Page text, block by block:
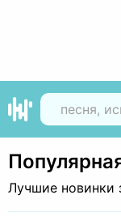
Лучшие новинки